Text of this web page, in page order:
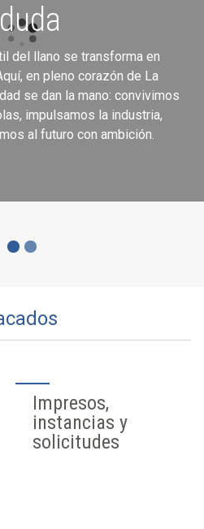
del llano se transforma en
en pleno corazón de La
se dan la mano: convivimos
impulsamos la industria,
al futuro con ambición.
la
se ofrecen a través de la
de Binéfar.
Impresos,
instancias y
solicitudes